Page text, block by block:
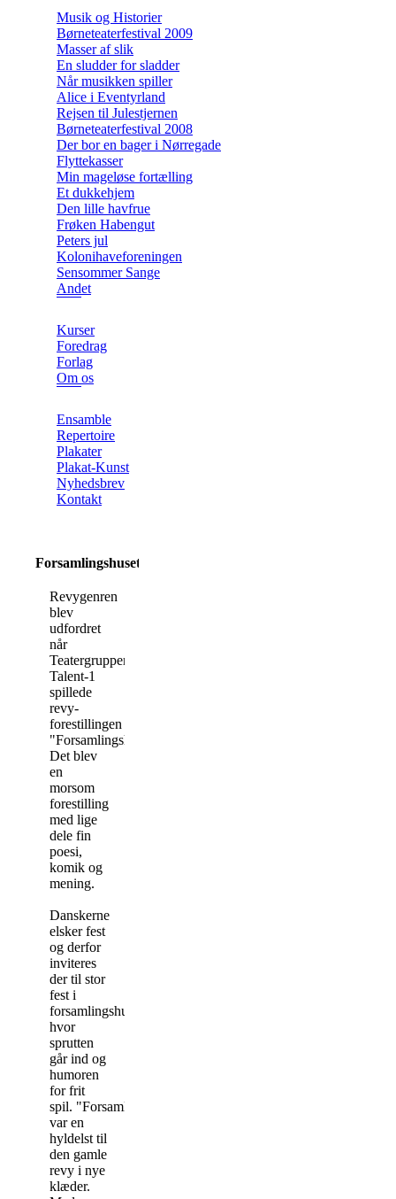
Musik og Historier
Børneteaterfestival 2009
Masser af slik
En sludder for sladder
Når musikken spiller
Alice i Eventyrland
Rejsen til Julestjernen
Børneteaterfestival 2008
Der bor en bager i Nørregade
Flyttekasser
Min mageløse fortælling
Et dukkehjem
Den lille havfrue
Frøken Habengut
Peters jul
Kolonihaveforeningen
Sensommer Sange
Andet
Kurser
Foredrag
Forlag
Om os
Ensamble
Repertoire
Plakater
Plakat-Kunst
Nyhedsbrev
Kontakt
Forsamlingshuset
Revygenren
blev
udfordret
når
Teatergruppen
Talent-1
spillede
revy-
forestillingen
"Forsamlingshuset".
Det blev
en
morsom
forestilling
med lige
dele fin
poesi,
komik og
mening.
Danskerne
elsker fest
og derfor
inviteres
der til stor
fest i
forsamlingshuset,
hvor
sprutten
går ind og
humoren
for frit
spil. "Forsamlingshuset"
var en
hyldelst til
den gamle
revy i nye
klæder.